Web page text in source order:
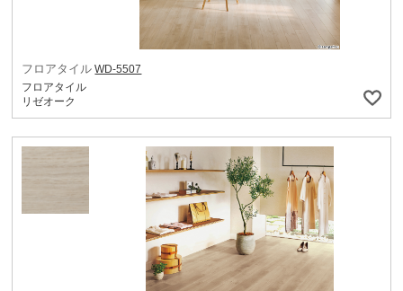
フロアタイル WD-5507
フロアタイル
リゼオーク